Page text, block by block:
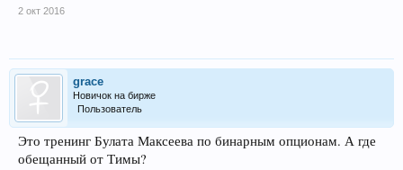
2 окт 2016
grace
Новичок на бирже
Пользователь
Это тренинг Булата Максеева по бинарным опционам. А где
обещанный от Тимы?